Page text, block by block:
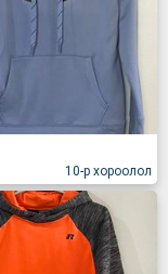
10-р хороолол